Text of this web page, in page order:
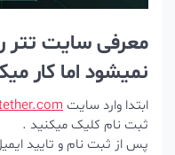
معرفی سایت تتر
نمیشود اما کار
ابتدا وارد سایت
ثبت نام کلیک میکنید .
پس از ثبت نام و تایید